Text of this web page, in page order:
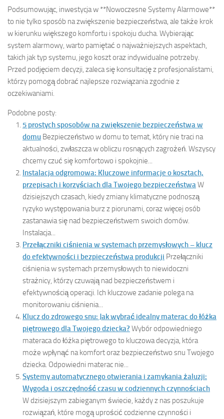
Podsumowując, inwestycja w **Nowoczesne Systemy Alarmowe**
to nie tylko sposób na zwiększenie bezpieczeństwa, ale także krok
w kierunku większego komfortu i spokoju ducha. Wybierając
system alarmowy, warto pamiętać o najważniejszych aspektach,
takich jak typ systemu, jego koszt oraz indywidualne potrzeby.
Przed podjęciem decyzji, zaleca się konsultację z profesjonalistami,
którzy pomogą dobrać najlepsze rozwiązania zgodnie z
oczekiwaniami.
Podobne posty:
5 prostych sposobów na zwiększenie bezpieczeństwa w
domu Bezpieczeństwo w domu to temat, który nie traci na
aktualności, zwłaszcza w obliczu rosnących zagrożeń. Wszyscy
chcemy czuć się komfortowo i spokojnie...
Instalacja odgromowa: Kluczowe informacje o kosztach,
przepisach i korzyściach dla Twojego bezpieczeństwaW
dzisiejszych czasach, kiedy zmiany klimatyczne podnoszą
ryzyko występowania burz z piorunami, coraz więcej osób
zastanawia się nad bezpieczeństwem swoich domów.
Instalacja...
Przełączniki ciśnienia w systemach przemysłowych – klucz
do efektywności i bezpieczeństwa produkcji Przełączniki
ciśnienia w systemach przemysłowych to niewidoczni
strażnicy, którzy czuwają nad bezpieczeństwem i
efektywnością operacji. Ich kluczowe zadanie polega na
monitorowaniu ciśnienia...
Klucz do zdrowego snu: Jak wybrać idealny materac do łóżka
piętrowego dla Twojego dziecka? Wybór odpowiedniego
materaca do łóżka piętrowego to kluczowa decyzja, która
może wpłynąć na komfort oraz bezpieczeństwo snu Twojego
dziecka. Odpowiedni materac nie...
Systemy automatycznego otwierania i zamykania żaluzji:
Wygoda i oszczędność czasu w codziennych czynnościach
W dzisiejszym zabieganym świecie, każdy z nas poszukuje
rozwiązań, które mogą uprościć codzienne czynności i